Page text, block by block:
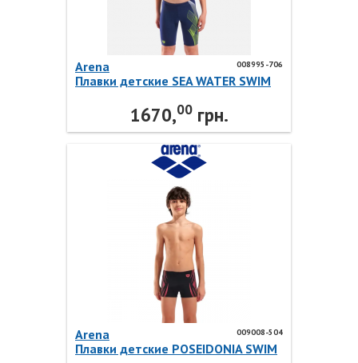
008995-706
Arena
Плавки детские SEA WATER SWIM
1670,00грн.
009008-504
Arena
Плавки детские POSEIDONIA SWIM